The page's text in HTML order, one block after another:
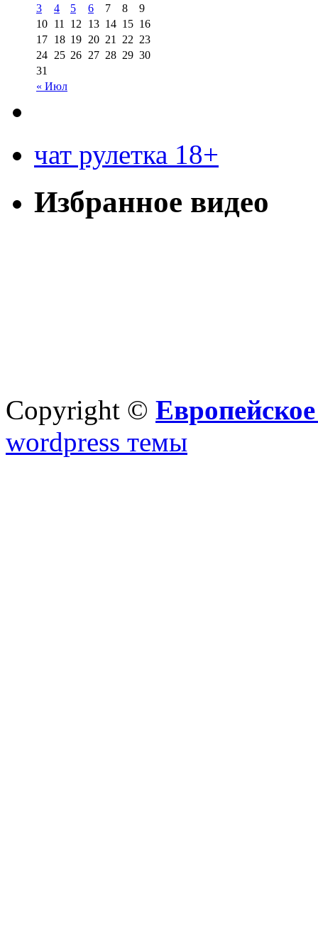
« Июл
3
4 5 6 7 8
9
10 11 12 13 14 15 16
17 18 19 20 21 22 23
24 25 26 27 28 29 30
31
чат рулетка 18+
Избранное видео
Copyright ©
wordpress темы